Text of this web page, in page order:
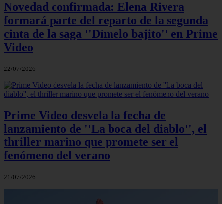
Novedad confirmada: Elena Rivera
formará parte del reparto de la segunda
cinta de la saga ''Dímelo bajito'' en Prime
Video
22/07/2026
Prime Video desvela la fecha de
lanzamiento de ''La boca del diablo'', el
thriller marino que promete ser el
fenómeno del verano
21/07/2026